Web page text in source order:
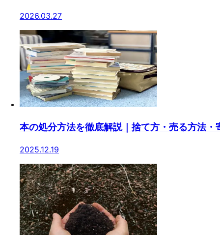
2026.03.27
本の処分方法を徹底解説｜捨て方・売る方法
2025.12.19